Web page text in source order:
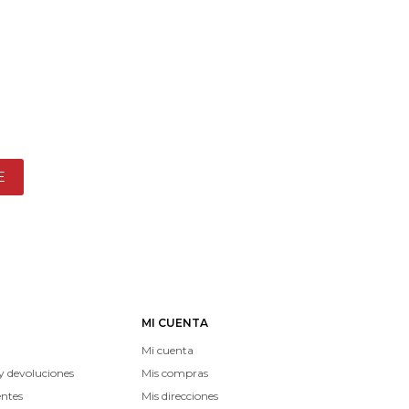
devoluciones
MI CUENTA
Mi cuenta
Mis compras
Mis direcciones